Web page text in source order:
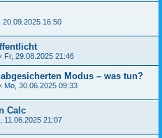
20.09.2025 16:50
Fr, 29.08.2025 21:46
Modus – was tun?
Mo, 30.06.2025 09:33
Calc
11.06.2025 21:07